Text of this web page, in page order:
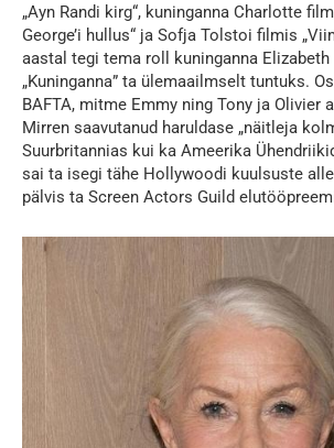
„Ayn Randi kirg“, kuninganna Charlotte
George’i hullus“ ja Sofja Tolstoi filmis
aastal tegi tema roll kuninganna
„Kuninganna” ta ülemaailmselt tuntuks.
BAFTA, mitme Emmy ning Tony ja Olivier
Mirren saavutanud haruldase „näitleja
Suurbritannias kui ka Ameerika
sai ta isegi tähe Hollywoodi kuulsuste
pälvis ta Screen Actors Guild